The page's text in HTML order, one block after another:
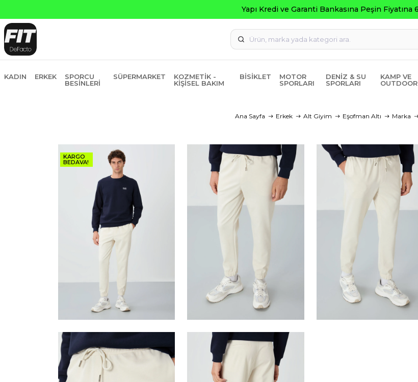
KADIN ERKEK
SPORCU
BESINLERI
SÜPERMARKET
KOZMETIK -
KIŞISEL BAKIM
BISIKLET
MOTOR
SPORLARI
DENIZ & SU
SPORLARI
KAMP VE
OUTDOOR
Ana Sayfa Erkek Alt Giyim Eşofman Altı Marka
KARGO
BEDAVA!